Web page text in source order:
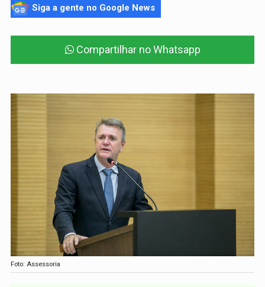
Siga a gente no Google News
Compartilhar no Whatsapp
Foto: Assessoria